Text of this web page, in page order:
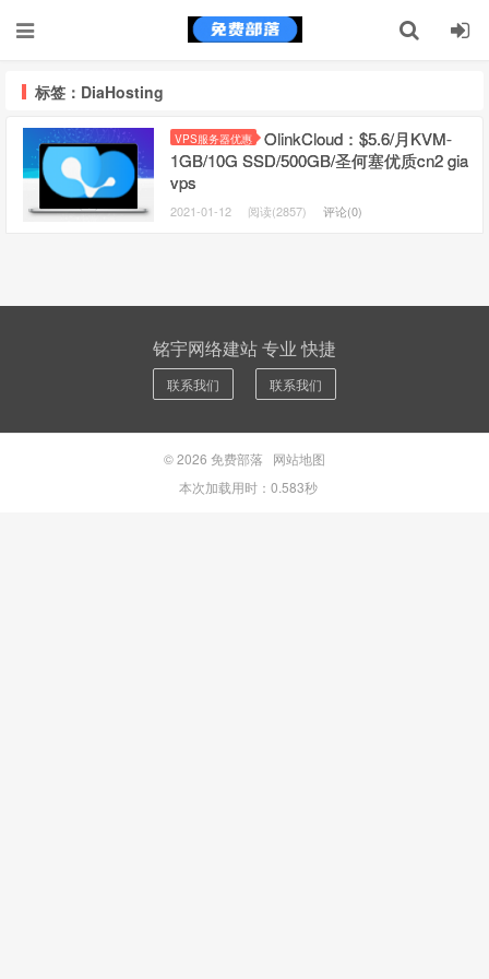
标签：DiaHosting
VPS服务器优惠
OlinkCloud：$5.6/月KVM-
1GB/10G SSD/500GB/圣何塞优质cn2 gia
vps
2021-01-12 阅读(2857) 评论(0)
铭宇网络建站 专业 快捷
联系我们 联系我们
© 2026 免费部落
网站地图
本次加载用时：0.583秒